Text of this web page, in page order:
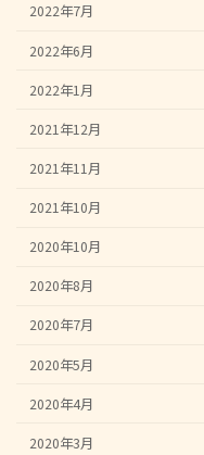
2022年7月
2022年6月
2022年1月
2021年12月
2021年11月
2021年10月
2020年10月
2020年8月
2020年7月
2020年5月
2020年4月
2020年3月